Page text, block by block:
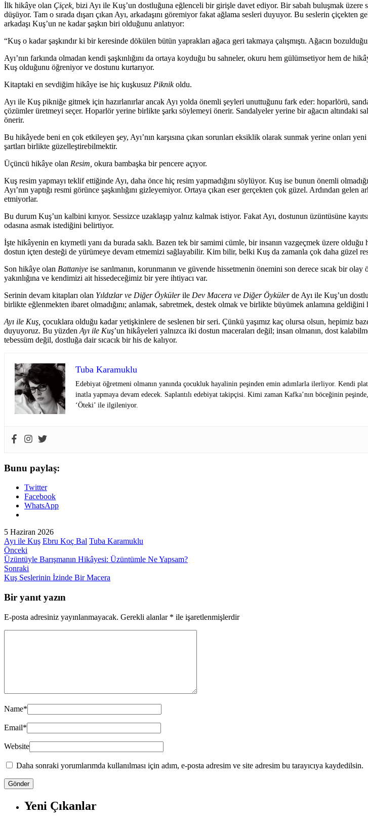
İlk hikâye olan Çiçek, bizi Ayı ile Kuş’un dostluğuna eğlenceli bir girişle davet ediyor. Bir sabah buluşmak
düşüyor. Tam o sırada dışarı çıkan Ayı, arkadaşını göremiyor fakat ağlama sesleri duyuyor. Bu seslerin
arkadaşı Kuş’un ne kadar şaşkın biri olduğunu anlatıyor:
“Kuş o kadar şaşkındır ki bir keresinde dökülen bütün yaprakları ağaca geri takmaya çalışmıştı. Ağacın
Ayı’nın farkında olmadan kendi şaşkınlığını da ortaya koyduğu bu sahneler, okuru hem gülümsetiyor hem de
Kuş olduğunu öğreniyor ve dostunu kurtarıyor.
Kitaptaki en sevdiğim hikâye ise hiç kuşkusuz Piknikoldu.
Ayı ile Kuş pikniğe gitmek için hazırlanırlar ancak Ayı yolda önemli şeyleri unuttuğunu fark eder: hoparlörü,
çözümler üretmeyi seçer. Hoparlör yerine birlikte şarkı söylemeyi önerir. Sandalyeler yerine bir ağacın altındaki
önerir.
Bu hikâyede beni en çok etkileyen şey, Ayı’nın karşısına çıkan sorunları eksiklik olarak sunmak yerine onları
şartları birlikte güzelleştirebilmektir.
Üçüncü hikâye olan Resim, okura bambaşka bir pencere açıyor.
Kuş resim yapmayı teklif ettiğinde Ayı, daha önce hiç resim yapmadığını söylüyor. Kuş ise bunun önemli
Ayı’nın yaptığı resmi görünce şaşkınlığını gizleyemiyor. Ortaya çıkan eser gerçekten çok güzel. Ardından
etmiyorlar.
Bu durum Kuş’un kalbini kırıyor. Sessizce uzaklaşıp yalnız kalmak istiyor. Fakat Ayı, dostunun üzüntüsüne
odasına asmak istediğini belirtiyor.
İşte hikâyenin en kıymetli yanı da burada saklı. Bazen tek bir samimi cümle, bir insanın vazgeçmek üzere
dostun içten desteği de yürümeye devam etmemizi sağlayabilir. Kim bilir, belki Kuş da zamanla çok daha güzel
Son hikâye olan Battaniye ise sarılmanın, korunmanın ve güvende hissetmenin önemini son derece sıcak bir
yakınlığına ve kendimizi ait hissedeceğimiz bir yere ihtiyacı var.
Serinin devam kitapları olan Yıldızlar ve Diğer Öykülerile Dev Macera ve Diğer Öykülerde Ayı ile Kuş’un
birlikte eğlenmekten ibaret olmadığını; anlamak, sabretmek, destek olmak ve birlikte büyümek anlamına geldiğini
Ayı ile Kuş, çocuklara olduğu kadar yetişkinlere de seslenen bir seri. Çünkü yaşımız kaç olursa olsun, hepimiz
duyuyoruz. Bu yüzden Ayı ile Kuş’un hikâyeleri yalnızca iki dostun maceraları değil; insan olmanın, dost
tebessüm değil, dostluğa dair sıcacık bir his de kalıyor.
Tuba Karamuklu
Edebiyat öğretmeni olmanın yanında çocukluk hayalinin peşinden emin adımlarla ilerliyor. Kendi
inatla yapmaya devam edecek. Saplantılı edebiyat takipçisi. Kimi zaman Kafka’nın böceğinin
‘Öteki’ ile ilgileniyor.
Bunu paylaş:
Twitter
Facebook
WhatsApp
5 Haziran 2026
Ayı ile Kuş Ebru Koç Bal Tuba Karamuklu
Önceki
Üzüntüyle Barışmanın Hikâyesi: Üzüntümle Ne Yapsam?
Sonraki
Kuş Seslerinin İzinde Bir Macera
Bir yanıt yazın
E-posta adresiniz yayınlanmayacak. Gerekli alanlar * ile işaretlenmişlerdir
Name*
Email*
Website
Daha sonraki yorumlarımda kullanılması için adım, e-posta adresim ve site adresim bu tarayıcıya kaydedilsin.
Yeni Çıkanlar